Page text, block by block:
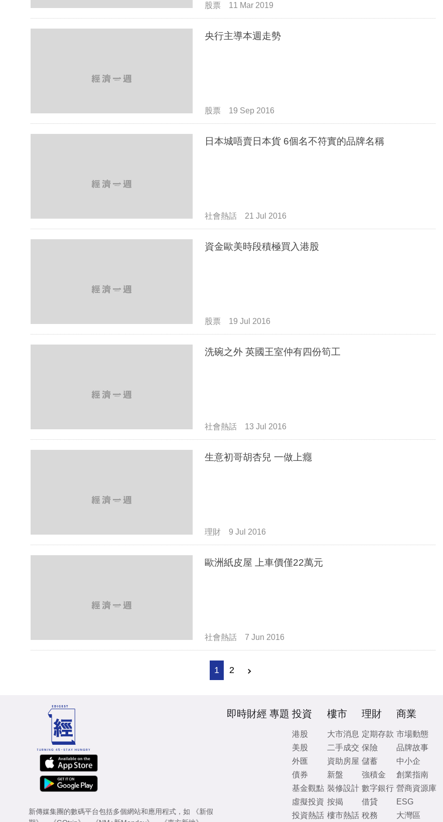
股票 11 Mar 2019
央行主導本週走勢
股票 19 Sep 2016
日本城唔賣日本貨 6個名不符實的品牌名稱
社會熱話 21 Jul 2016
資金歐美時段積極買入港股
股票 19 Jul 2016
洗碗之外 英國王室仲有四份筍工
社會熱話 13 Jul 2016
生意初哥胡杏兒 一做上癮
理財 9 Jul 2016
歐洲紙皮屋 上車價僅22萬元
社會熱話 7 Jun 2016
1 2
新傳媒集團的數碼平台包括多個網站和應用程式，如
《新假
即時財經 專題 投資
港股
美股
外匯
債券
基金觀點
虛擬投資
投資熱話
樓市
大市消息
二手成交
資助房屋
新盤
裝修設計
按揭
樓市熱話
理財
定期存款
保險
儲蓄
強積金
數字銀行
借貸
稅務
商業
市場動態
品牌故事
中小企
創業指南
營商資源庫
ESG
大灣區